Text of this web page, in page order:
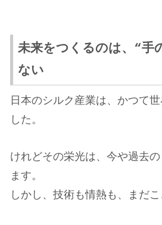
未来をつくるのは、“手
ない
日本のシルク産業は、かつて
した。
けれどその栄光は、今や過去
ます。
しかし、技術も情熱も、まだこ